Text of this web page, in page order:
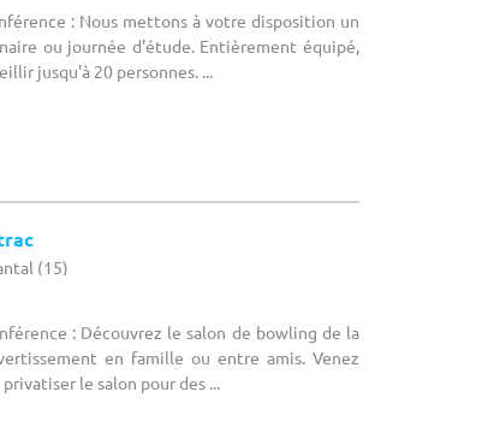
: Nous mettons à votre disposition un
ou journée d'étude. Entièrement équipé,
jusqu'à 20 personnes. ...
(15)
: Découvrez le salon de bowling de la
en famille ou entre amis. Venez
le salon pour des ...